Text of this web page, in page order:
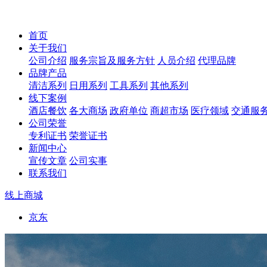
首页
关于我们
公司介绍 服务宗旨及服务方针 人员介绍 代理品牌
品牌产品
清洁系列
日用系列 工具系列 其他系列
线下案例
酒店餐饮 各大商场 政府单位 商超市场 医疗领域 交通服
公司荣誉
专利证书 荣誉证书
新闻中心
宣传文章 公司实事
联系我们
线上商城
京东